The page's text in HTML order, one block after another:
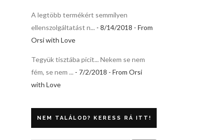
A legtöbb termékért semmilyen
ellenszolgáltatást n... - 8/14/2018 - From
Orsi with Love
Tegyük tisztába picit... Nekem se nem
fém, se nem ... - 7/2/2018 - From Orsi
with Love
NEM TALÁLOD? KERESS RÁ ITT!